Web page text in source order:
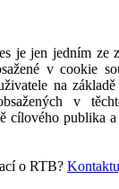
je jen jedním ze
v cookie
na
v
cílového publika
o RTB?